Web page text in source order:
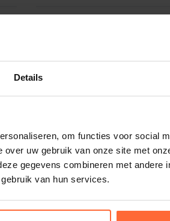
Details
om functies voor social
uw gebruik van onze site met
gegevens combineren met andere
van hun services.